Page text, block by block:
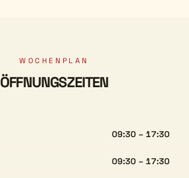
WOCHENPLAN
ÖFFNUNGSZEITEN
09:30 – 17:30
09:30 – 17:30